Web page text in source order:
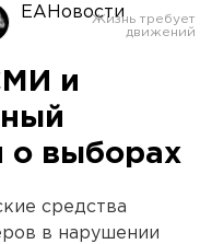
ЕАНовости
и
о выборах
средства
в нарушении